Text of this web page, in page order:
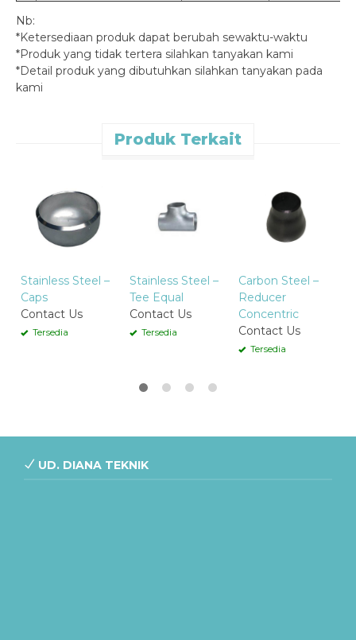
Nb:
*Ketersediaan produk dapat berubah sewaktu-waktu
*Produk yang tidak tertera silahkan tanyakan kami
*Detail produk yang dibutuhkan silahkan tanyakan pada
kami
Produk Terkait
Stainless Steel –
Caps
Contact Us
Tersedia
Stainless Steel –
Tee Equal
Contact Us
Tersedia
Carbon Steel –
Reducer
Concentric
Contact Us
Tersedia
UD. DIANA TEKNIK